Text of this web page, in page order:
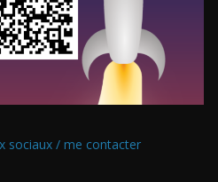
sociaux / me contacter